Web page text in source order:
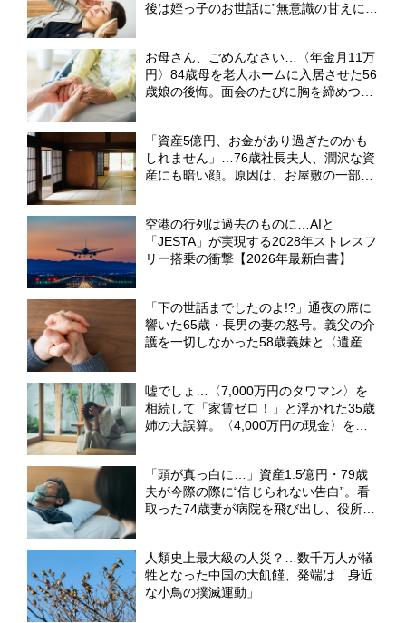
後は姪っ子のお世話に”無意識の甘えに突
お母さん、ごめんなさい…〈年金月11万
円〉84歳母を老人ホームに入居させた56
歳娘の後悔。面会のたびに胸を締めつけ
「資産5億円、お金があり過ぎたのかも
しれません」…76歳社長夫人、潤沢な資
産にも暗い顔。原因は、お屋敷の一部屋
空港の行列は過去のものに…AIと
「JESTA」が実現する2028年ストレスフ
リー搭乗の衝撃【2026年最新白書】
「下の世話までしたのよ!?」通夜の席に
響いた65歳・長男の妻の怒号。義父の介
護を一切しなかった58歳義妹と〈遺産
嘘でしょ…〈7,000万円のタワマン〉を
相続して「家賃ゼロ！」と浮かれた35歳
姉の大誤算。〈4,000万円の現金〉を継
「頭が真っ白に…」資産1.5億円・79歳
夫が今際の際に“信じられない告白”。看
取った74歳妻が病院を飛び出し、役所に
人類史上最大級の人災？…数千万人が犠
牲となった中国の大飢饉、発端は「身近
な小鳥の撲滅運動」